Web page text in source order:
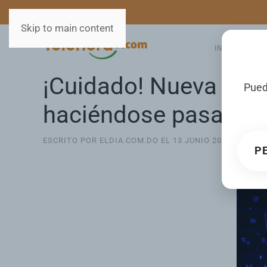
Skip to main content
INICIO
¡Cuidado! Nueva
haciéndose pasar
ESCRITO POR ELDIA.COM.DO EL 13 JUNIO 2025